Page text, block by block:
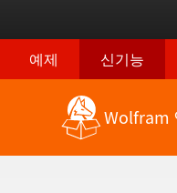
예제 신기능
Wolfram